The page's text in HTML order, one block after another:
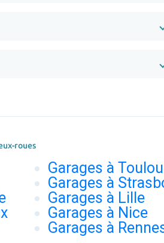
roues
Garages à
Garages à
Garages à Lille
Garages à Nice
Garages à